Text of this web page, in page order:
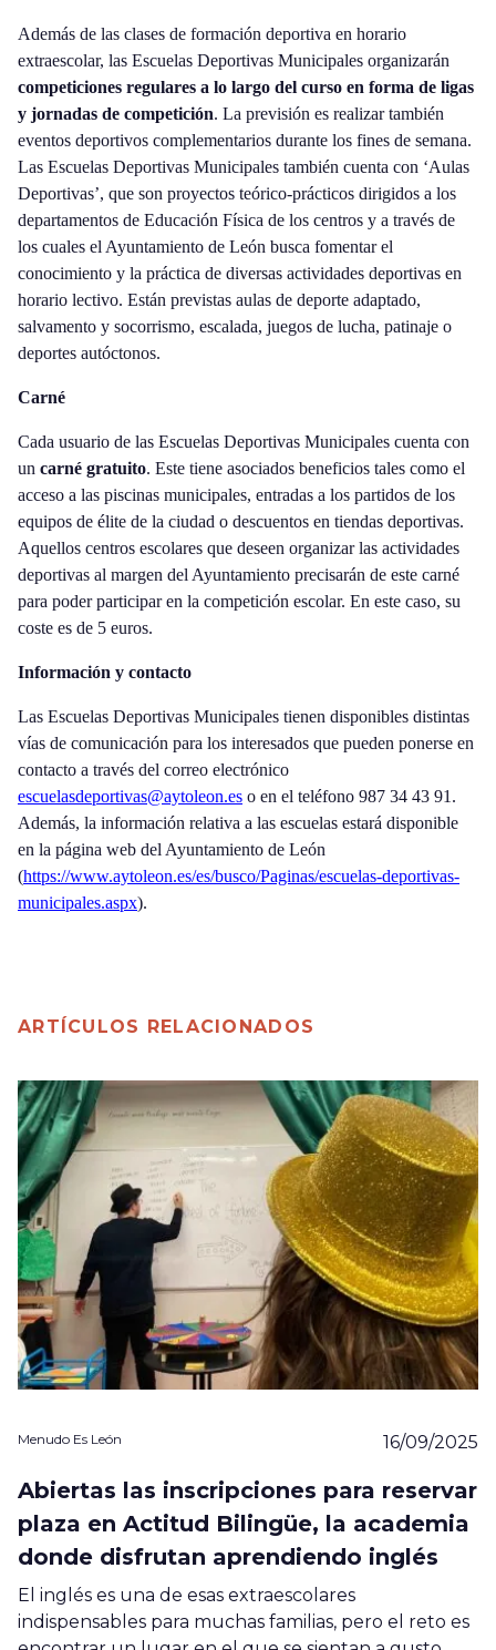
Además de las clases de formación deportiva en horario
extraescolar, las Escuelas Deportivas Municipales organizarán
competiciones regulares a lo largo del curso en forma de ligas
y jornadas de competición. La previsión es realizar también
eventos deportivos complementarios durante los fines de semana.
Las Escuelas Deportivas Municipales también cuenta con ‘Aulas
Deportivas’, que son proyectos teórico-prácticos dirigidos a los
departamentos de Educación Física de los centros y a través de
los cuales el Ayuntamiento de León busca fomentar el
conocimiento y la práctica de diversas actividades deportivas en
horario lectivo. Están previstas aulas de deporte adaptado,
salvamento y socorrismo, escalada, juegos de lucha, patinaje o
deportes autóctonos.
Carné
Cada usuario de las Escuelas Deportivas Municipales cuenta con
un carné gratuito. Este tiene asociados beneficios tales como el
acceso a las piscinas municipales, entradas a los partidos de los
equipos de élite de la ciudad o descuentos en tiendas deportivas.
Aquellos centros escolares que deseen organizar las actividades
deportivas al margen del Ayuntamiento precisarán de este carné
para poder participar en la competición escolar. En este caso, su
coste es de 5 euros.
Información y contacto
Las Escuelas Deportivas Municipales tienen disponibles distintas
vías de comunicación para los interesados que pueden ponerse en
contacto a través del correo electrónico
escuelasdeportivas@aytoleon.es o en el teléfono 987 34 43 91.
Además, la información relativa a las escuelas estará disponible
en la página web del Ayuntamiento de León
(https://www.aytoleon.es/es/busco/Paginas/escuelas-deportivas-
municipales.aspx).
ARTÍCULOS RELACIONADOS
Menudo Es León 16/09/2025
Abiertas las inscripciones para reservar
plaza en Actitud Bilingüe, la academia
donde disfrutan aprendiendo inglés
El inglés es una de esas extraescolares
indispensables para muchas familias, pero el reto es